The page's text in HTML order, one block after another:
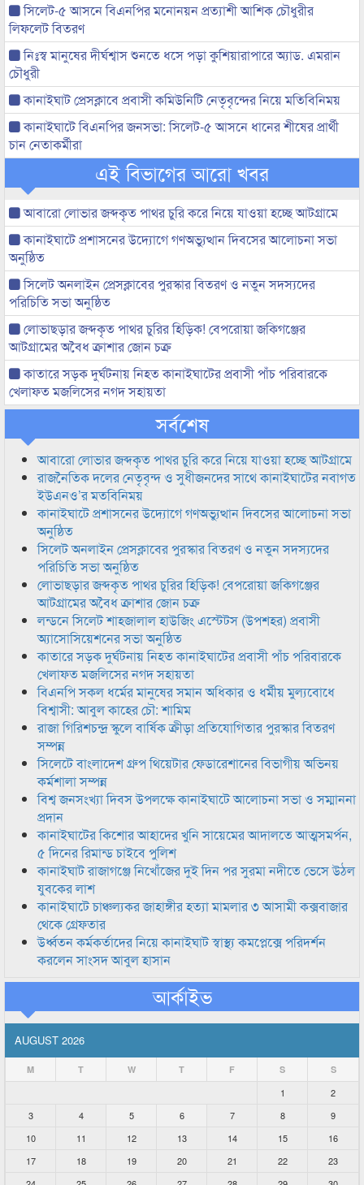
সিলেট-৫ আসনে বিএনপির মনোনয়ন প্রত্যাশী আশিক চৌধুরীর
লিফলেট বিতরণ
নিঃস্ব মানুষের দীর্ঘশ্বাস শুনতে ধসে পড়া কুশিয়ারাপারে অ্যাড. এমরান
চৌধুরী
কানাইঘাট প্রেসক্লাবে প্রবাসী কমিউনিটি নেতৃবৃন্দের নিয়ে মতিবিনিময়
কানাইঘাটে বিএনপির জনসভা: সিলেট-৫ আসনে ধানের শীষের প্রার্থী
চান নেতাকর্মীরা
এই বিভাগের আরো খবর
আবারো লোভার জব্দকৃত পাথর চুরি করে নিয়ে যাওয়া হচ্ছে আটগ্রামে
কানাইঘাটে প্রশাসনের উদ্যোগে গণঅভ্যুত্থান দিবসের আলোচনা সভা
অনুষ্ঠিত
সিলেট অনলাইন প্রেসক্লাবের পুরস্কার বিতরণ ও নতুন সদস্যদের
পরিচিতি সভা অনুষ্ঠিত
লোভাছড়ার জব্দকৃত পাথর চুরির হিড়িক! বেপরোয়া জকিগঞ্জের
আটগ্রামের অবৈধ ক্রাশার জোন চক্র
কাতারে সড়ক দুর্ঘটনায় নিহত কানাইঘাটের প্রবাসী পাঁচ পরিবারকে
খেলাফত মজলিসের নগদ সহায়তা
সর্বশেষ
আবারো লোভার জব্দকৃত পাথর চুরি করে নিয়ে যাওয়া হচ্ছে আটগ্রামে
রাজনৈতিক দলের নেতৃবৃন্দ ও সুধীজনদের সাথে কানাইঘাটের নবাগত
ইউএনও’র মতবিনিময়
কানাইঘাটে প্রশাসনের উদ্যোগে গণঅভ্যুত্থান দিবসের আলোচনা সভা
অনুষ্ঠিত
সিলেট অনলাইন প্রেসক্লাবের পুরস্কার বিতরণ ও নতুন সদস্যদের
পরিচিতি সভা অনুষ্ঠিত
লোভাছড়ার জব্দকৃত পাথর চুরির হিড়িক! বেপরোয়া জকিগঞ্জের
আটগ্রামের অবৈধ ক্রাশার জোন চক্র
লন্ডনে সিলেট শাহজালাল হাউজিং এস্টেটস (উপশহর) প্রবাসী
অ্যাসোসিয়েশনের সভা অনুষ্ঠিত
কাতারে সড়ক দুর্ঘটনায় নিহত কানাইঘাটের প্রবাসী পাঁচ পরিবারকে
খেলাফত মজলিসের নগদ সহায়তা
বিএনপি সকল ধর্মের মানুষের সমান অধিকার ও ধর্মীয় মুল্যবোধে
বিশ্বাসী: আবুল কাহের চৌ: শামিম
রাজা গিরিশচন্দ্র স্কুলে বার্ষিক ক্রীড়া প্রতিযোগিতার পুরস্কার বিতরণ
সম্পন্ন
সিলেটে বাংলাদেশ গ্রুপ থিয়েটার ফেডারেশানের বিভাগীয় অভিনয়
কর্মশালা সম্পন্ন
বিশ্ব জনসংখ্যা দিবস উপলক্ষে কানাইঘাটে আলোচনা সভা ও সম্মাননা
প্রদান
কানাইঘাটের কিশোর আহাদের খুনি সায়েমের আদালতে আত্মসমর্পন,
৫ দিনের রিমান্ড চাইবে পুলিশ
কানাইঘাট রাজাগঞ্জে নিখোঁজের দুই দিন পর সুরমা নদীতে ভেসে উঠল
যুবকের লাশ
কানাইঘাটে চাঞ্চল্যকর জাহাঙ্গীর হত্যা মামলার ৩ আসামী কক্সবাজার
থেকে গ্রেফতার
উর্ধ্বতন কর্মকর্তাদের নিয়ে কানাইঘাট স্বাস্থ্য কমপ্লেক্সে পরিদর্শন
করলেন সাংসদ আবুল হাসান
আর্কাইভ
AUGUST 2026
M T W T F S S
1
2
3
4 5 6 7 8
9
10
11 12 13 14 15
16
17
18 19 20 21 22
23